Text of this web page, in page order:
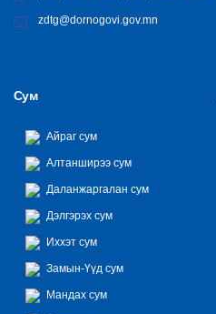
zdtg@dornogovi.gov.mn
Сум
Айраг сум
Алтанширээ сум
Даланжаргалан сум
Дэлгэрэх сум
Иххэт сум
Замын-Үүд сум
Мандах сум